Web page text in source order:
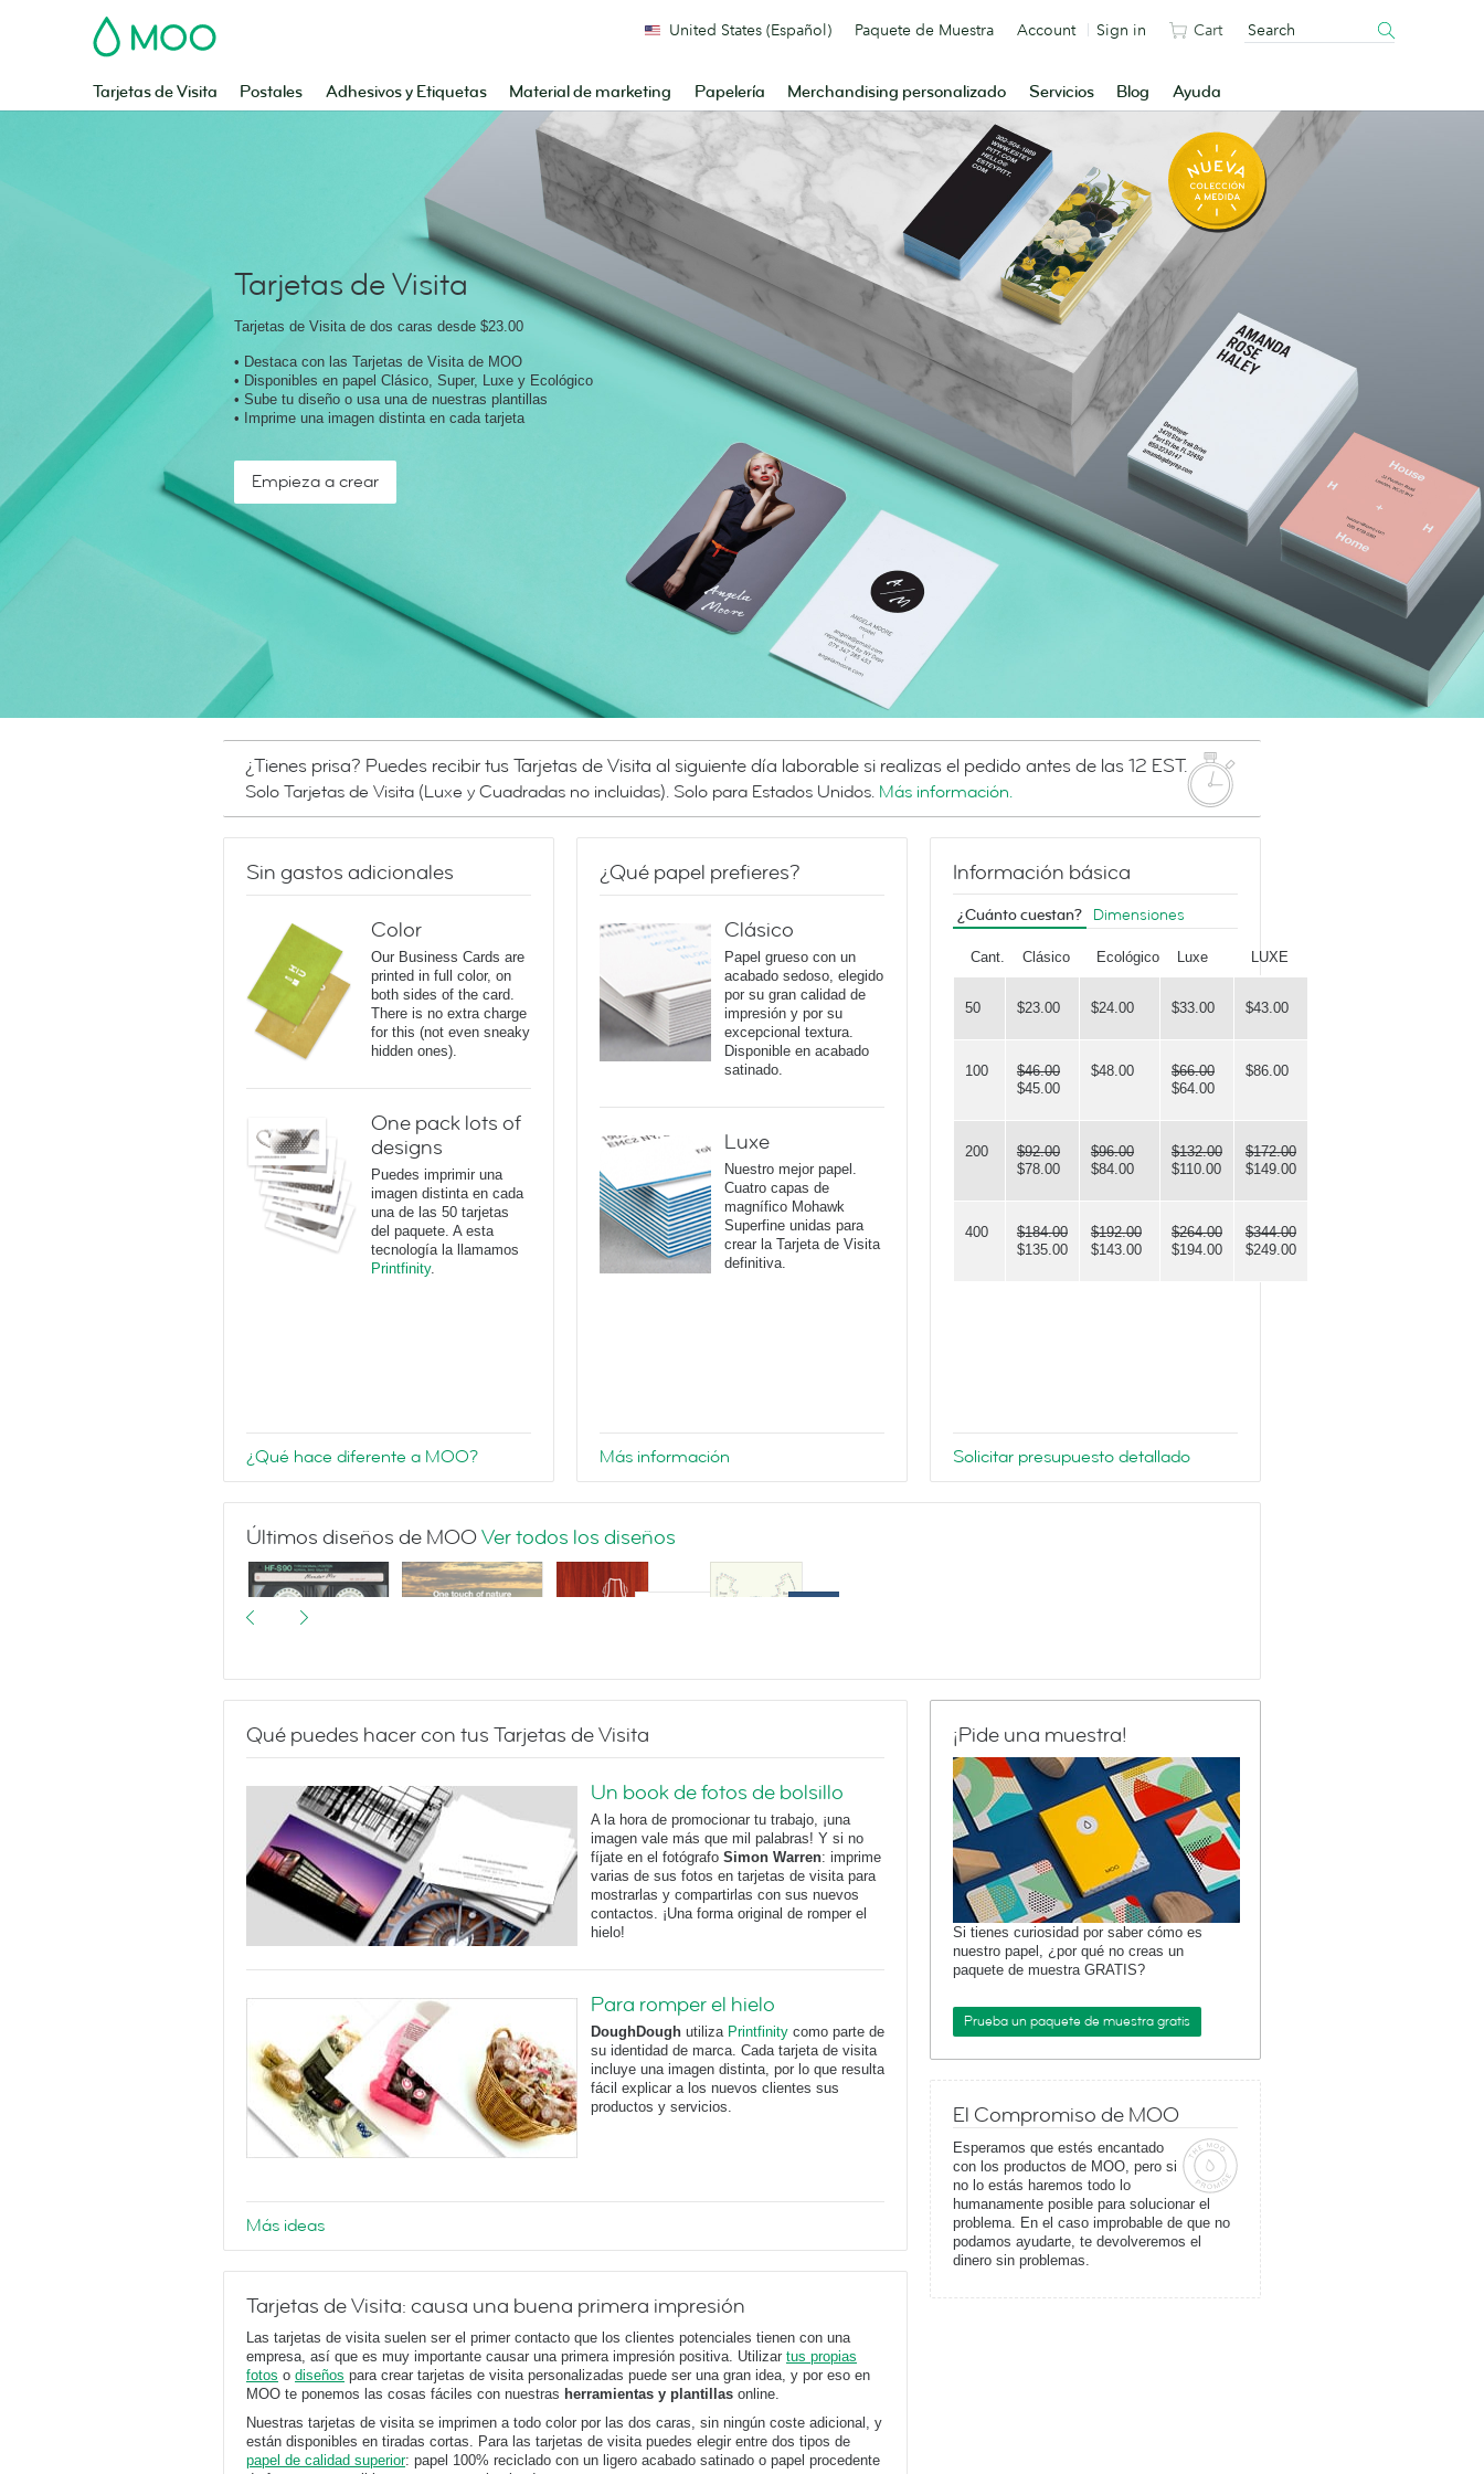
MOO
Tarjetas de Visita Postales Adhesivos y Etiquetas Material de marketing Papelería Merchandising personalizado Servicios Blog Ayuda
United States (Español) Paquete de Muestra Account Sign in Cart
Tarjetas de Visita
Tarjetas de Visita de dos caras desde $23.00
• Destaca con las Tarjetas de Visita de MOO
• Disponibles en papel Clásico, Super, Luxe y Ecológico
• Sube tu diseño o usa una de nuestras plantillas
• Imprime una imagen distinta en cada tarjeta
Empieza a crear
¿Tienes prisa? Puedes recibir tus Tarjetas de Visita al siguiente día laborable si realizas el pedido antes de las 12 EST.
Solo Tarjetas de Visita (Luxe y Cuadradas no incluidas). Solo para Estados Unidos. Más información.
Sin gastos adicionales
Color
Our Business Cards are
printed in full color, on
both sides of the card.
There is no extra charge
for this (not even sneaky
hidden ones).
One pack lots of
designs
Puedes imprimir una
imagen distinta en cada
una de las 50 tarjetas
del paquete. A esta
tecnología la llamamos
Printfinity.
¿Qué hace diferente a MOO?
¿Qué papel prefieres?
Clásico
Papel grueso con un
acabado sedoso, elegido
por su gran calidad de
impresión y por su
excepcional textura.
Disponible en acabado
satinado.
Luxe
Nuestro mejor papel.
Cuatro capas de
magnífico Mohawk
Superfine unidas para
crear la Tarjeta de Visita
definitiva.
Más información
Información básica
¿Cuánto cuestan? Dimensiones
Cant. Clásico Ecológico Luxe LUXE
50 $23.00 $24.00 $33.00 $43.00
100
$46.00
$45.00
$48.00
$66.00
$64.00
$86.00
200
$92.00
$78.00
$96.00
$84.00
$132.00
$110.00
$172.00
$149.00
400
$184.00
$135.00
$192.00
$143.00
$264.00
$194.00
$344.00
$249.00
Solicitar presupuesto detallado
Últimos diseños de MOOVer todos los diseños
I made you a
mixtape
Landscapes Violin Silhouette
Qué puedes hacer con tus Tarjetas de Visita
Un book de fotos de bolsillo
A la hora de promocionar tu trabajo, ¡una
imagen vale más que mil palabras! Y si no
fíjate en el fotógrafo Simon Warren: imprime
varias de sus fotos en tarjetas de visita para
mostrarlas y compartirlas con sus nuevos
contactos. ¡Una forma original de romper el
hielo!
Para romper el hielo
DoughDough utiliza Printfinity como parte de
su identidad de marca. Cada tarjeta de visita
incluye una imagen distinta, por lo que resulta
fácil explicar a los nuevos clientes sus
productos y servicios.
Más ideas
Tarjetas de Visita: causa una buena primera impresión
Las tarjetas de visita suelen ser el primer contacto que los clientes potenciales tienen con una
empresa, así que es muy importante causar una primera impresión positiva. Utilizar tus propias
fotos o diseños para crear tarjetas de visita personalizadas puede ser una gran idea, y por eso en
MOO te ponemos las cosas fáciles con nuestras herramientas y plantillas online.
Nuestras tarjetas de visita se imprimen a todo color por las dos caras, sin ningún coste adicional, y
están disponibles en tiradas cortas. Para las tarjetas de visita puedes elegir entre dos tipos de
papel de calidad superior: papel 100% reciclado con un ligero acabado satinado o papel procedente
¡Pide una muestra!
Si tienes curiosidad por saber cómo es
nuestro papel, ¿por qué no creas un
paquete de muestra GRATIS?
Prueba un paquete de muestra gratis
El Compromiso de MOO
Esperamos que estés encantado
con los productos de MOO, pero si
no lo estás haremos todo lo
humanamente posible para solucionar el
problema. En el caso improbable de que no
podamos ayudarte, te devolveremos el
dinero sin problemas.